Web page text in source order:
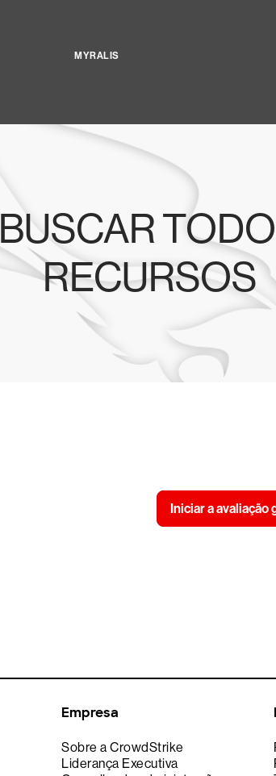
MYRALIS
BUSCAR
RECURSOS
Iniciar a avaliação
Empresa
Sobre a CrowdStrike
Liderança Executiva